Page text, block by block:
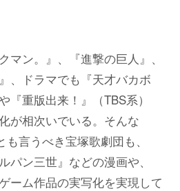
ン。』、『進撃の巨人』、
、ドラマでも『天才バカボ
『重版出来！』（TBS系）
が相次いでいる。そんな
言うべき宝塚歌劇団も、
パン三世』などの漫画や、
ーム作品の実写化を実現して